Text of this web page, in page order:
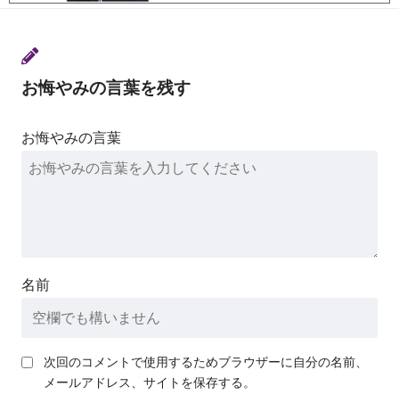
お悔やみの言葉を残す
お悔やみの言葉
名前
次回のコメントで使用するためブラウザーに自分の名前、
メールアドレス、サイトを保存する。